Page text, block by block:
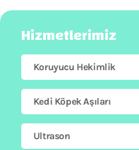
Hizmetlerimiz
Koruyucu Hekimlik
Kedi Köpek Aşıları
Ultrason